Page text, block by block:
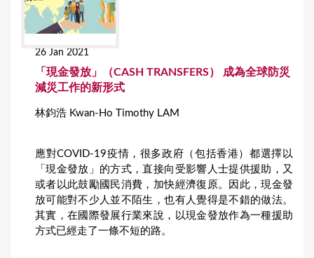
26 Jan 2021
「現金發放」（CASH TRANSFERS） 成為全球防災
減災工作的新形式
林鈞浩 Kwan-Ho Timothy LAM
應對COVID-19疫情，很多政府（包括香港）都選擇以
「現金發放」的方式，直接向受影響人士提供援助，又
或者以此鼓勵國民消費，加快經濟復原。因此，現金發
放可能對不少人並不陌生，也有人覺得是不錯的做法。
其實，在國際發展行業來說，以現金發放作為一種援助
方式已經走了一條不短的路。